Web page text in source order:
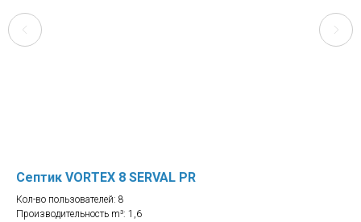
Септик VORTEX 8 SERVAL PR
Кол-во пользователей: 8
Производительность m³: 1,6